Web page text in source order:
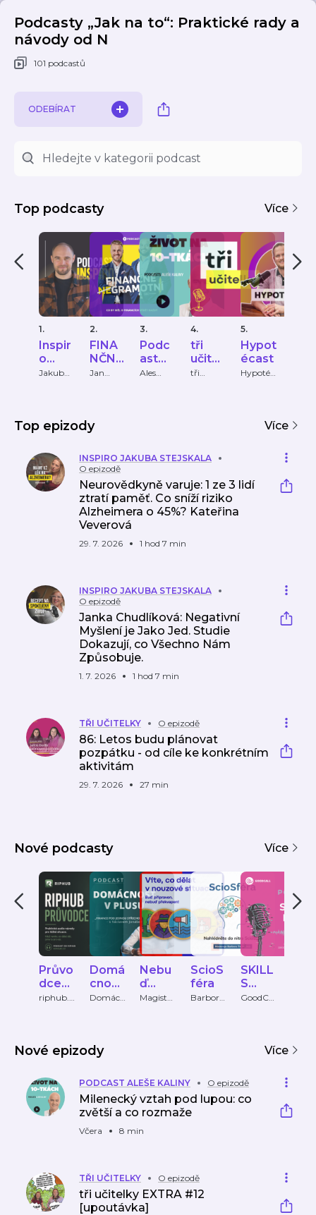
Podcasty „Jak na to“: Praktické rady a
návody od N
101 podcastů
ODEBÍRAT
Top podcasty Více
1.
Inspir
o
Jakub
Jakub
2.
FINA
NČNĚ
GRAM
Jan
3.
Podc
ast
Aleše
Ales
4.
tři
učitel
ky
tři
5.
Hypot
écast
Hypotéc
Top epizody Více
INSPIRO JAKUBA STEJSKALA
O epizodě
Neurovědkyně varuje: 1 ze 3 lidí
ztratí paměť. Co sníží riziko
Alzheimera o 45%? Kateřina
Veverová
29. 7. 2026 1 hod 7 min
INSPIRO JAKUBA STEJSKALA
O epizodě
Janka Chudlíková: Negativní
Myšlení je Jako Jed. Studie
Dokazují, co Všechno Nám
Způsobuje.
1. 7. 2026 1 hod 7 min
TŘI UČITELKY O epizodě
86: Letos budu plánovat
pozpátku - od cíle ke konkrétním
aktivitám
29. 7. 2026 27 min
Nové podcasty Více
Průvo
dce
RIPH
riphub.c
Domá
cnost
v
Domácn
Nebu
ď
překv
Magistrá
ScioS
féra
Barbora
SKILL
S
FIRST
GoodCal
ou
Nové epizody Více
PODCAST ALEŠE KALINY O epizodě
Milenecký vztah pod lupou: co
zvětší a co rozmaže
Včera 8 min
TŘI UČITELKY O epizodě
tři učitelky EXTRA #12
[upoutávka]